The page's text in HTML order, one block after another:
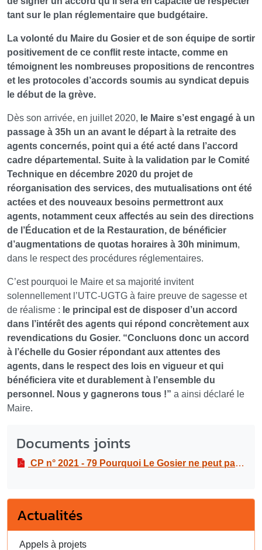
tant sur le plan réglementaire que budgétaire.
La volonté du Maire du Gosier et de son équipe de sortir
positivement de ce conflit reste intacte, comme en
témoignent les nombreuses propositions de rencontres
et les protocoles d’accords soumis au syndicat depuis
le début de la grève.
Dès son arrivée, en juillet 2020, le Maire s’est engagé à un
passage à 35h un an avant le départ à la retraite des
agents concernés, point qui a été acté dans l’accord
cadre départemental. Suite à la validation par le Comité
Technique en décembre 2020 du projet de
réorganisation des services, des mutualisations ont été
actées et des nouveaux besoins permettront aux
agents, notamment ceux affectés au sein des directions
de l’Éducation et de la Restauration, de bénéficier
d’augmentations de quotas horaires à 30h minimum,
dans le respect des procédures réglementaires.
C’est pourquoi le Maire et sa majorité invitent
solennellement l’UTC-UGTG à faire preuve de sagesse et
de réalisme : le principal est de disposer d’un accord
dans l’intérêt des agents qui répond concrètement aux
revendications du Gosier. “Concluons donc un accord
à l’échelle du Gosier répondant aux attentes des
agents, dans le respect des lois en vigueur et qui
bénéficiera vite et durablement à l’ensemble du
personnel. Nous y gagnerons tous !” a ainsi déclaré le
Maire.
Documents joints
CP n° 2021 - 79 Pourquoi Le Gosier ne peut pas signer en l’état l’accord cadre proposé par le syndicat UTC-UGTG ?
Actualités
Appels à projets